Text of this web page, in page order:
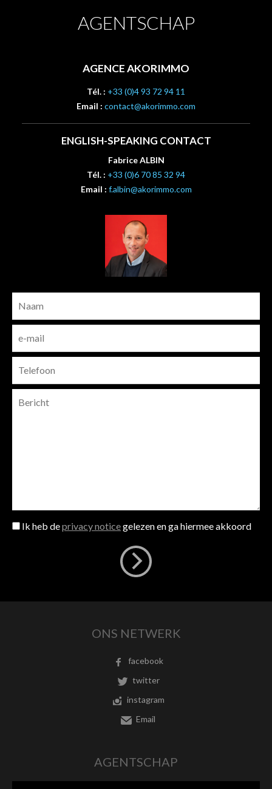
AGENTSCHAP
AGENCE AKORIMMO
Tél. : +33 (0)4 93 72 94 11
Email : contact@akorimmo.com
ENGLISH-SPEAKING CONTACT
Fabrice ALBIN
Tél. : +33 (0)6 70 85 32 94
Email : f.albin@akorimmo.com
Ik heb deprivacy noticegelezen en ga hiermee akkoord
ONS NETWERK
facebook
twitter
instagram
Email
AGENTSCHAP